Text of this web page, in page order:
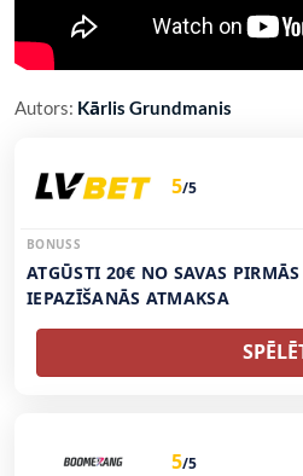
Autors: Kārlis Grundmanis
5/5
BONUSS
ATGŪSTI 20€ NO SAVAS
IEPAZĪŠANĀS ATMAKSA
5/5